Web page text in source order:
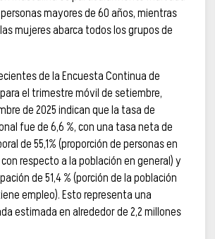
mayores de 60 años, mientras
mujeres abarca todos los grupos de
de la Encuesta Continua de
para el trimestre móvil de setiembre,
de 2025 indican que la tasa de
fue de 6,6 %, con una tasa neta de
de 55,1% (proporción de personas en
respecto a la población en general) y
de 51,4 % (porción de la población
empleo). Esto representa una
estimada en alrededor de 2,2 millones